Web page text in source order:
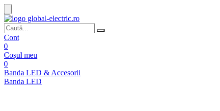
Cont
0
Coșul meu
0
Banda LED & Accesorii
Banda LED